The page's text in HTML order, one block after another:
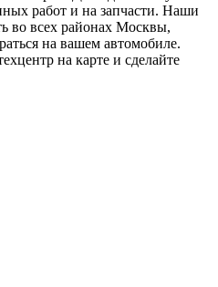
работ и на запчасти. Наши
во всех районах Москвы,
на вашем автомобиле.
на карте и сделайте